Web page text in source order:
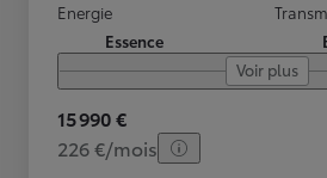
Energie
Essence
Voir plus
15 990 €
226 €/mois